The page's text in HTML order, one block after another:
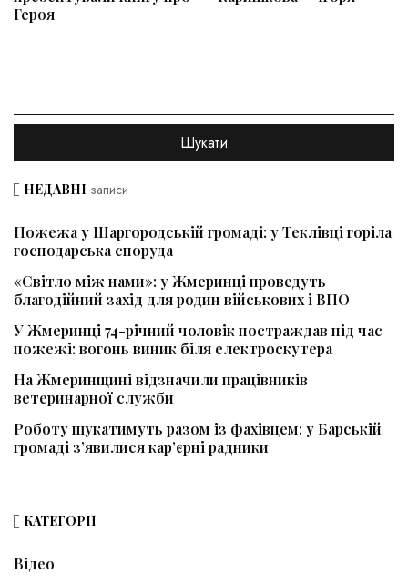
Героя
НЕДАВНІ записи
Пожежа у Шаргородській громаді: у Теклівці горіла
господарська споруда
«Світло між нами»: у Жмеринці проведуть
благодійний захід для родин військових і ВПО
У Жмеринці 74-річний чоловік постраждав під час
пожежі: вогонь виник біля електроскутера
На Жмеринщині відзначили працівників
ветеринарної служби
Роботу шукатимуть разом із фахівцем: у Барській
громаді з’явилися кар’єрні радники
КАТЕГОРІЇ
Відео